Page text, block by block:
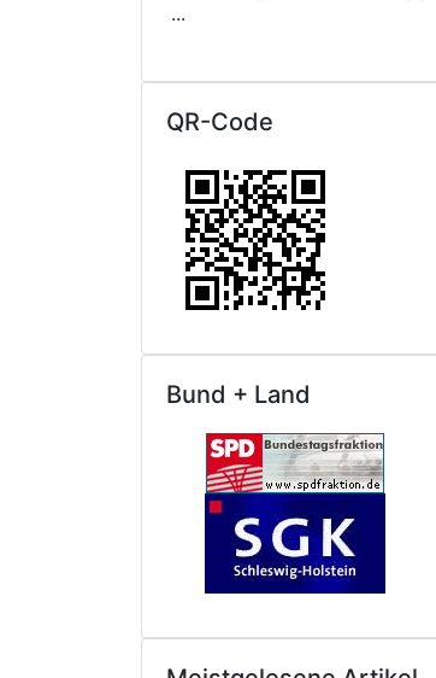
...
QR-Code
Bund + Land